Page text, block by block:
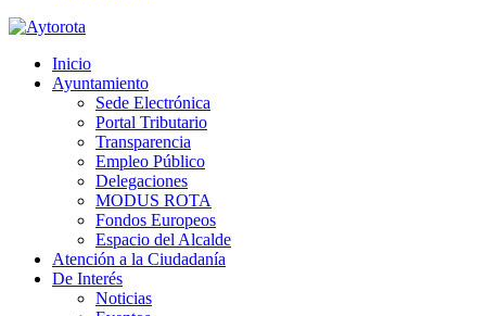
Inicio
Ayuntamiento
Sede Electrónica
Portal Tributario
Transparencia
Empleo Público
Delegaciones
MODUS ROTA
Fondos Europeos
Espacio del Alcalde
Atención a la Ciudadanía
De Interés
Noticias